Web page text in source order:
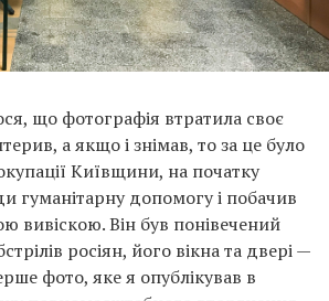
що фотографія втратила своє
а якщо і знімав, то за це було
Київщини, на початку
гуманітарну допомогу і побачив
вивіскою. Він був понівечений
росіян, його вікна та двері —
фото, яке я опублікував в